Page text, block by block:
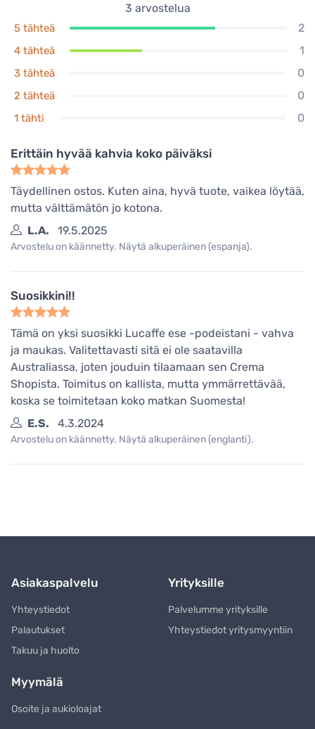
3 arvostelua
5 tähteä 2
4 tähteä 1
3 tähteä 0
2 tähteä 0
1 tähti 0
Erittäin hyvää kahvia koko päiväksi
Täydellinen ostos. Kuten aina, hyvä tuote, vaikea löytää,
mutta välttämätön jo kotona.
L.A.
19.5.2025
Arvostelu on käännetty. Näytä alkuperäinen (espanja).
Suosikkini!!
Tämä on yksi suosikki Lucaffe ese -podeistani - vahva
ja maukas. Valitettavasti sitä ei ole saatavilla
Australiassa, joten jouduin tilaamaan sen Crema
Shopista. Toimitus on kallista, mutta ymmärrettävää,
koska se toimitetaan koko matkan Suomesta!
E.S.
4.3.2024
Arvostelu on käännetty. Näytä alkuperäinen (englanti).
Asiakaspalvelu
Yhteystiedot
Palautukset
Takuu ja huolto
Yrityksille
Palvelumme yrityksille
Yhteystiedot yritysmyyntiin
Myymälä
Osoite ja aukioloajat